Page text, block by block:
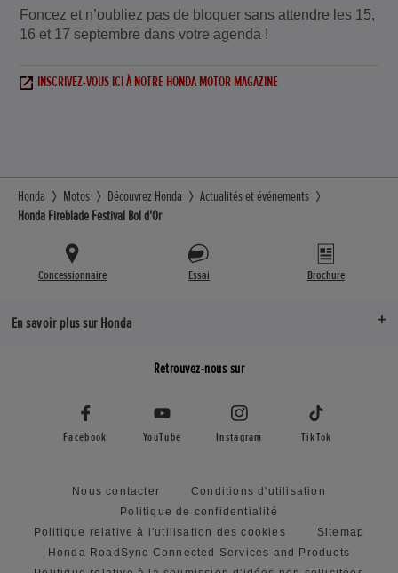
Foncez et n’oubliez pas de bloquer sans attendre les 15,
16 et 17 septembre dans votre agenda !
INSCRIVEZ-VOUS ICI À NOTRE HONDA MOTOR MAGAZINE
Honda Motos Découvrez Honda
Actualités et événements
Honda Fireblade Festival Bol d'Or
Concessionnaire Essai Brochure
En savoir plus sur Honda
Retrouvez-nous sur
Facebook YouTube Instagram TikTok
Nous contacter
Conditions d'utilisation
Politique de confidentialité
Politique relative à l'utilisation des cookies
Sitemap
Honda RoadSync Connected Services and Products